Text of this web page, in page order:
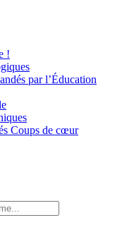
!
par l’Éducation
Coups de cœur